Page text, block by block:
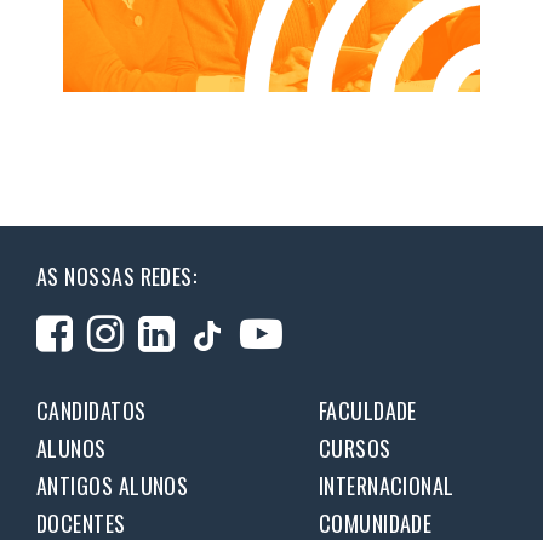
AS NOSSAS REDES:
CANDIDATOS
FACULDADE
ALUNOS
CURSOS
ANTIGOS ALUNOS
INTERNACIONAL
DOCENTES
COMUNIDADE